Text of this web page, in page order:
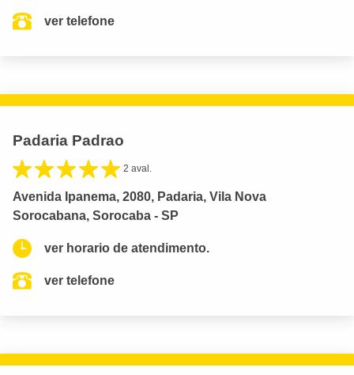
ver telefone
Padaria Padrao
2 aval.
Avenida Ipanema, 2080, Padaria, Vila Nova
Sorocabana, Sorocaba - SP
ver horario de atendimento.
ver telefone